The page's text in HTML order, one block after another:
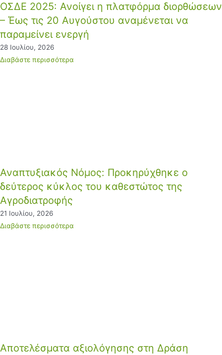
ΟΣΔΕ 2025: Ανοίγει η πλατφόρμα διορθώσεων
– Έως τις 20 Αυγούστου αναμένεται να
παραμείνει ενεργή
28 Ιουλίου, 2026
Διαβάστε περισσότερα
Αναπτυξιακός Νόμος: Προκηρύχθηκε ο
δεύτερος κύκλος του καθεστώτος της
Αγροδιατροφής
21 Ιουλίου, 2026
Διαβάστε περισσότερα
Αποτελέσματα αξιολόγησης στη Δράση